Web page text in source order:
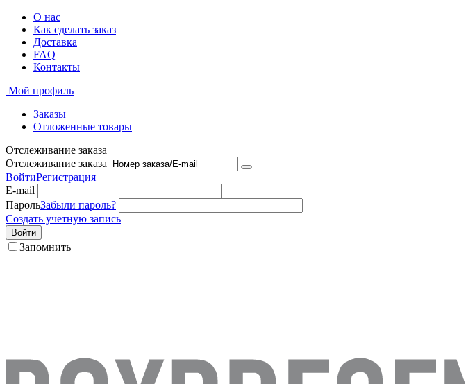
О нас
Как сделать заказ
Доставка
FAQ
Контакты
Мой профиль
Заказы
Отложенные товары
Отслеживание заказа
Отслеживание заказа
ВойтиРегистрация
E-mail
ПарольЗабыли пароль?
Создать учетную запись
Войти
Запомнить